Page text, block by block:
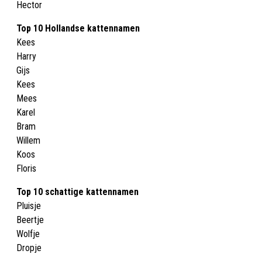
Hector
Top 10 Hollandse kattennamen
Kees
Harry
Gijs
Kees
Mees
Karel
Bram
Willem
Koos
Floris
Top 10 schattige kattennamen
Pluisje
Beertje
Wolfje
Dropje